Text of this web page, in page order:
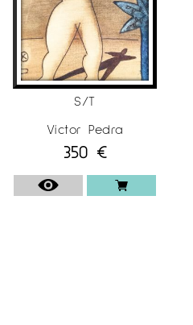
S/T
Víctor Pedra
350 €